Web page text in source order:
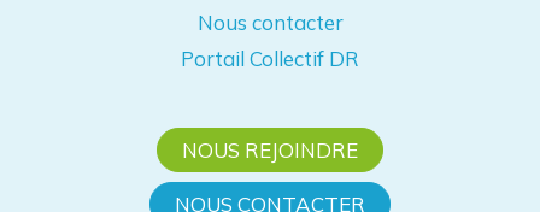
Nous contacter
Portail Collectif DR
NOUS REJOINDRE
NOUS CONTACTER